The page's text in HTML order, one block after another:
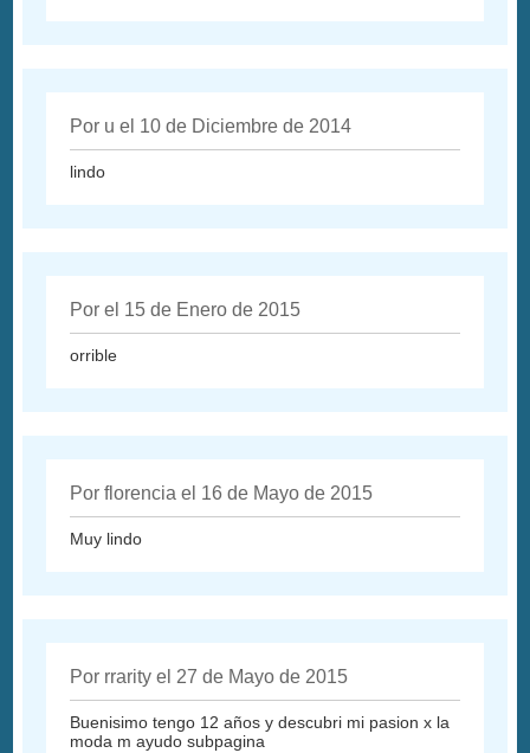
Por u el 10 de Diciembre de 2014
lindo
Por el 15 de Enero de 2015
orrible
Por florencia el 16 de Mayo de 2015
Muy lindo
Por rrarity el 27 de Mayo de 2015
Buenisimo tengo 12 años y descubri mi pasion x la
moda m ayudo subpagina